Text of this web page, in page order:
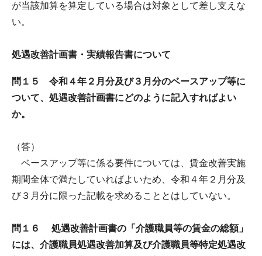
が当該加算を算定している場合は対象として差し支えな
い。
処遇改善計画書・実績報告書について
問１５ 令和４年２月分及び３月分のベースアップ等に
ついて、処遇改善計画書にどのように記入すればよい
か。
（答）
ベースアップ等に係る要件については、賃金改善実施
期間全体で満たしていればよいため、令和４年２月分及
び３月分に限った記載を求めることとはしていない。
問１６ 処遇改善計画書の「介護職員等の賃金の総額」
には、介護職員処遇改善加算及び介護職員等特定処遇改